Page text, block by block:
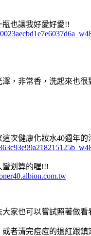
也讓我好愛好愛!!
澤，非常香，洗起來也
次健康化妝水40週年的
蠻划算的喔!!!
家也可以嘗試照著做看
者清完痘痘的退紅跟鎮